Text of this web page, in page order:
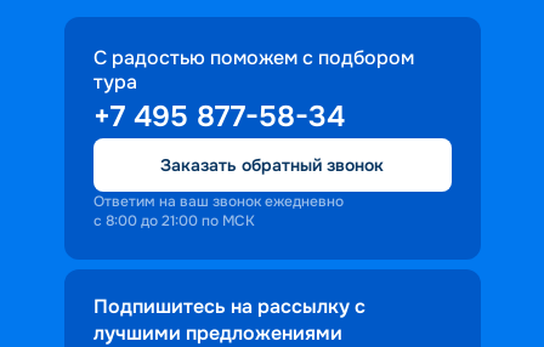
С радостью поможем с подбором
тура
+7 495 877-58-34
Заказать обратный звонок
Ответим на ваш звонок ежедневно
с 8:00 до 21:00 по МСК
Подпишитесь на рассылку с
лучшими предложениями